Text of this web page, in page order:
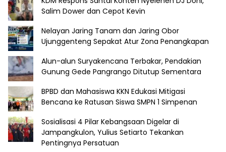
Salim Dower dan Cepot Kevin
Nelayan Jaring Tanam dan Jaring Obor
Ujunggenteng Sepakat Atur Zona Penangkapan
Alun-alun Suryakencana Terbakar, Pendakian
Gunung Gede Pangrango Ditutup Sementara
BPBD dan Mahasiswa KKN Edukasi Mitigasi
Bencana ke Ratusan Siswa SMPN 1 Simpenan
Sosialisasi 4 Pilar Kebangsaan Digelar di
Jampangkulon, Yulius Setiarto Tekankan
Pentingnya Persatuan